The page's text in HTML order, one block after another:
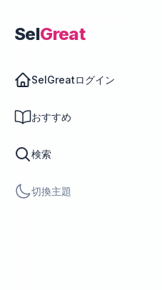
SelGreat
SelGreatログイン
おすすめ
検索
切換主題